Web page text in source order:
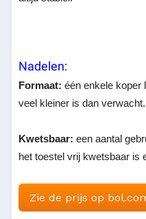
Nadelen:
Formaat: één enkele koper
veel kleiner is dan verwacht.
Kwetsbaar: een aantal
het toestel vrij kwetsbaar is
Zie de prijs op